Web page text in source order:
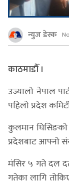
न्युज डेस्क
काठमाडौँ ।
उज्यालो नेपाल
पहिलो प्रदेश
कुलमान
प्रदेशबाट आफ्नो
मंसिर ५ गते दल
गतेका लागि